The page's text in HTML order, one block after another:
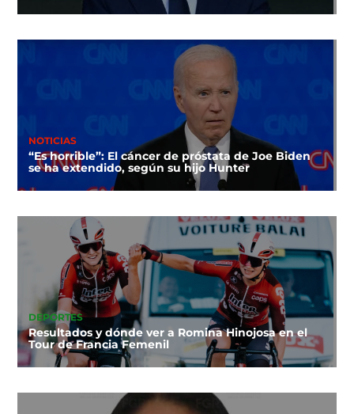
NOTICIAS
“Es horrible”: El cáncer de próstata de Joe Biden
se ha extendido, según su hijo Hunter
DEPORTES
Resultados y dónde ver a Romina Hinojosa en el
Tour de Francia Femenil